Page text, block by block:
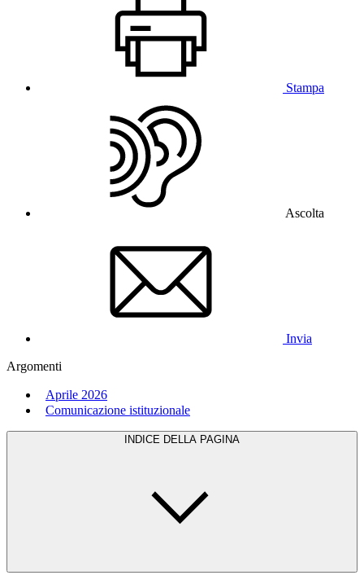
Stampa
Ascolta
Invia
Argomenti
Aprile 2026
Comunicazione istituzionale
INDICE DELLA PAGINA